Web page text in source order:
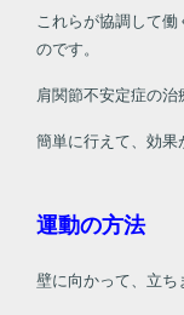
これらが協調して
のです。
肩関節不安定症の治
簡単に行えて、効果
運動の方法
壁に向かって、立ち